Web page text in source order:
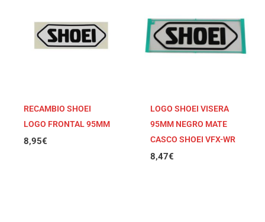
RECAMBIO SHOEI
LOGO FRONTAL 95MM
8,95€
LOGO SHOEI VISERA
95MM NEGRO MATE
CASCO SHOEI VFX-WR
8,47€